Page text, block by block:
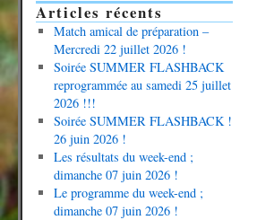
Articles récents
Match amical de préparation –
Mercredi 22 juillet 2026 !
Soirée SUMMER FLASHBACK
reprogrammée au samedi 25 juillet
2026 !!!
Soirée SUMMER FLASHBACK !
26 juin 2026 !
Les résultats du week-end ;
dimanche 07 juin 2026 !
Le programme du week-end ;
dimanche 07 juin 2026 !